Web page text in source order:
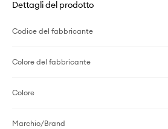
Dettagli del prodotto
Codice del fabbricante
Colore del fabbricante
Colore
Marchio/Brand